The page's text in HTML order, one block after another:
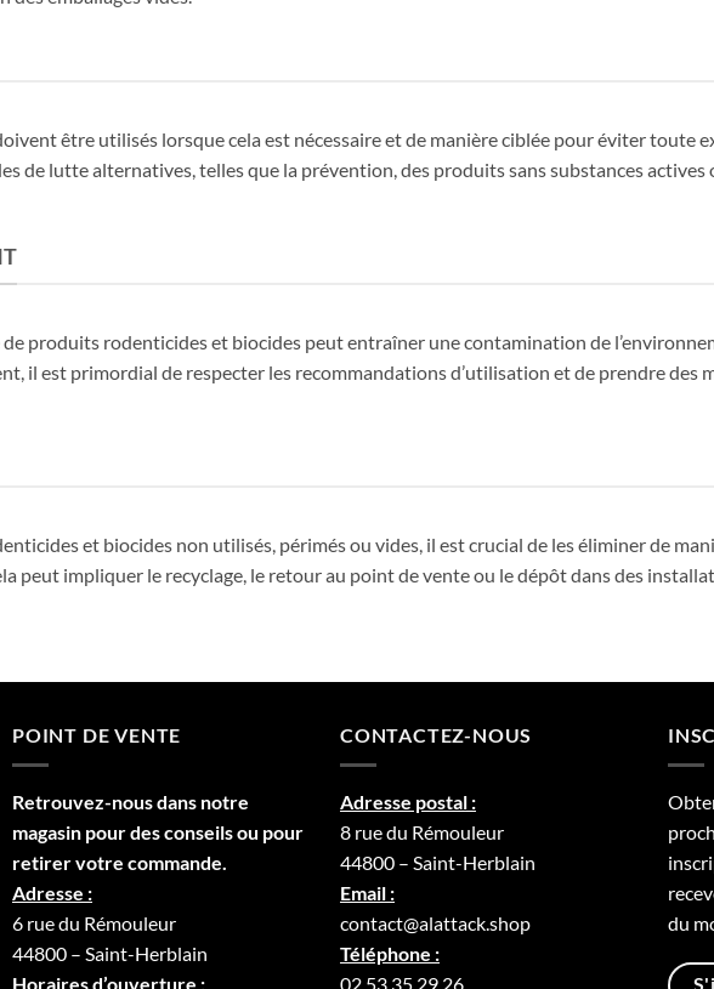
être utilisés lorsque cela est nécessaire et de manière ciblée pour éviter toute
de lutte alternatives, telles que la prévention, des produits sans substances actives
produits rodenticides et biocides peut entraîner une contamination de
il est primordial de respecter les recommandations d’utilisation et de prendre des
et biocides non utilisés, périmés ou vides, il est crucial de les éliminer de
peut impliquer le recyclage, le retour au point de vente ou le dépôt dans des
POINT DE VENTE
Retrouvez-nous dans notre
magasin pour des conseils ou pour
retirer votre commande.
Adresse :
6 rue du Rémouleur
44800 – Saint-Herblain
Horaires d’ouverture :
CONTACTEZ-NOUS
Adresse postal :
8 rue du Rémouleur
44800 – Saint-Herblain
Email :
contact@alattack.shop
Téléphone :
02.53.35.29.26
du